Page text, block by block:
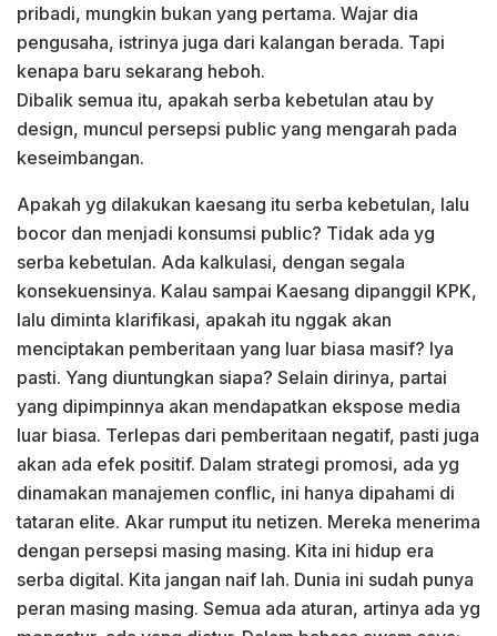
pribadi, mungkin bukan yang pertama. Wajar dia
pengusaha, istrinya juga dari kalangan berada. Tapi
kenapa baru sekarang heboh.
Dibalik semua itu, apakah serba kebetulan atau by
design, muncul persepsi public yang mengarah pada
keseimbangan.
Apakah yg dilakukan kaesang itu serba kebetulan, lalu
bocor dan menjadi konsumsi public? Tidak ada yg
serba kebetulan. Ada kalkulasi, dengan segala
konsekuensinya. Kalau sampai Kaesang dipanggil KPK,
lalu diminta klarifikasi, apakah itu nggak akan
menciptakan pemberitaan yang luar biasa masif? Iya
pasti. Yang diuntungkan siapa? Selain dirinya, partai
yang dipimpinnya akan mendapatkan ekspose media
luar biasa. Terlepas dari pemberitaan negatif, pasti juga
akan ada efek positif. Dalam strategi promosi, ada yg
dinamakan manajemen conflic, ini hanya dipahami di
tataran elite. Akar rumput itu netizen. Mereka menerima
dengan persepsi masing masing. Kita ini hidup era
serba digital. Kita jangan naif lah. Dunia ini sudah punya
peran masing masing. Semua ada aturan, artinya ada yg